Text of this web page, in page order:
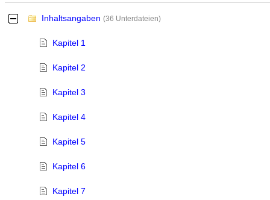
- Inhaltsangaben (36 Unterdateien)
Kapitel 1
Kapitel 2
Kapitel 3
Kapitel 4
Kapitel 5
Kapitel 6
Kapitel 7